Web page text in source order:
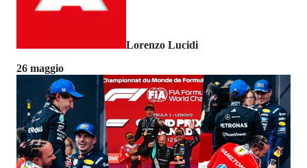
Lorenzo Lucidi
26 maggio